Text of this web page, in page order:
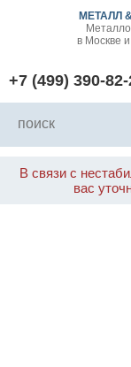
МЕТАЛЛ
в Москве
+7 (499) 390-
В связи с
вас